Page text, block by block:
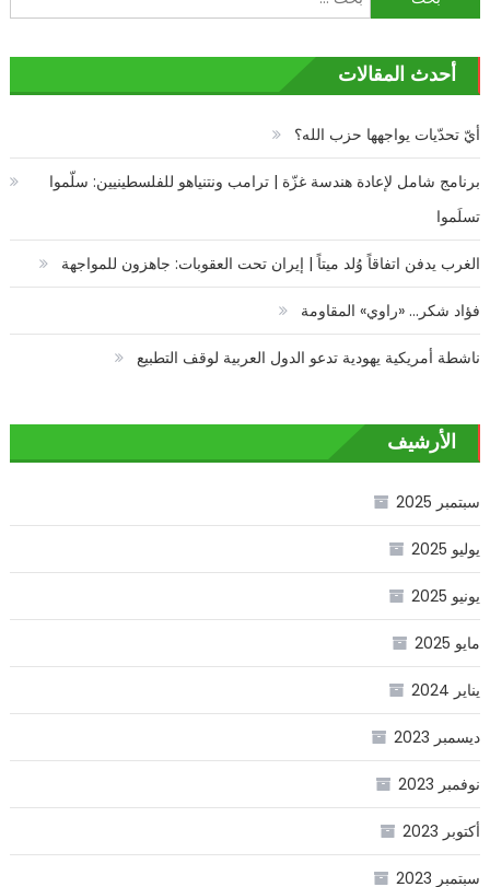
عن:
أحدث المقالات
أيّ تحدّيات يواجهها حزب الله؟
برنامج شامل لإعادة هندسة غزّة | ترامب ونتنياهو للفلسطينيين: سلّموا
تسلَموا
الغرب يدفن اتفاقاً وُلد ميتاً | إيران تحت العقوبات: جاهزون للمواجهة
فؤاد شكر… «راوي» المقاومة
ناشطة أمريكية يهودية تدعو الدول العربية لوقف التطبيع
الأرشيف
سبتمبر 2025
يوليو 2025
يونيو 2025
مايو 2025
يناير 2024
ديسمبر 2023
نوفمبر 2023
أكتوبر 2023
سبتمبر 2023